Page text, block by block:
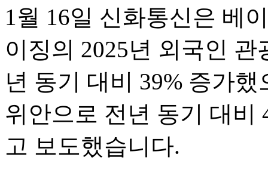
1월 16일 신화통신은 베
이징의 2025년 외국인
년 동기 대비 39% 증가
위안으로 전년 동기 대비
고 보도했습니다.